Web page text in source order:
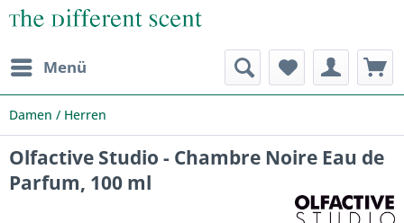
Menü
Damen / Herren
Olfactive Studio - Chambre Noire Eau de
Parfum, 100 ml